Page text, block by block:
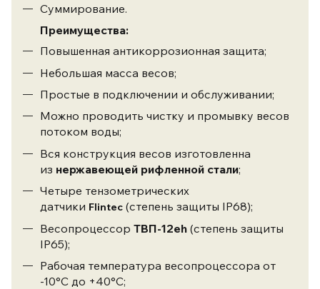
​Суммирование.
Преимущества:
Повышенная антикоррозионная защита;
​Небольшая масса весов;
​Простые в подключении и обслуживании;
​Можно проводить чистку и промывку весов
потоком воды;
Вся конструкция весов изготовленна
из нержавеющей рифленной стали;
Четыре тензометрических
датчики Flintec (степень защиты IP68);
Весопроцессор ТВП-12еh (степень защиты
IP65);
Рабочая температура весопроцессора от
-10°С до +40°С;